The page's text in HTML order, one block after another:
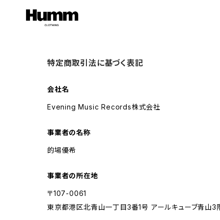
特定商取引法に基づく表記
会社名
Evening Music Records株式会社
事業者の名称
的場優希
事業者の所在地
〒107-0061
東京都港区北青山一丁目3番1号 アールキューブ青山3